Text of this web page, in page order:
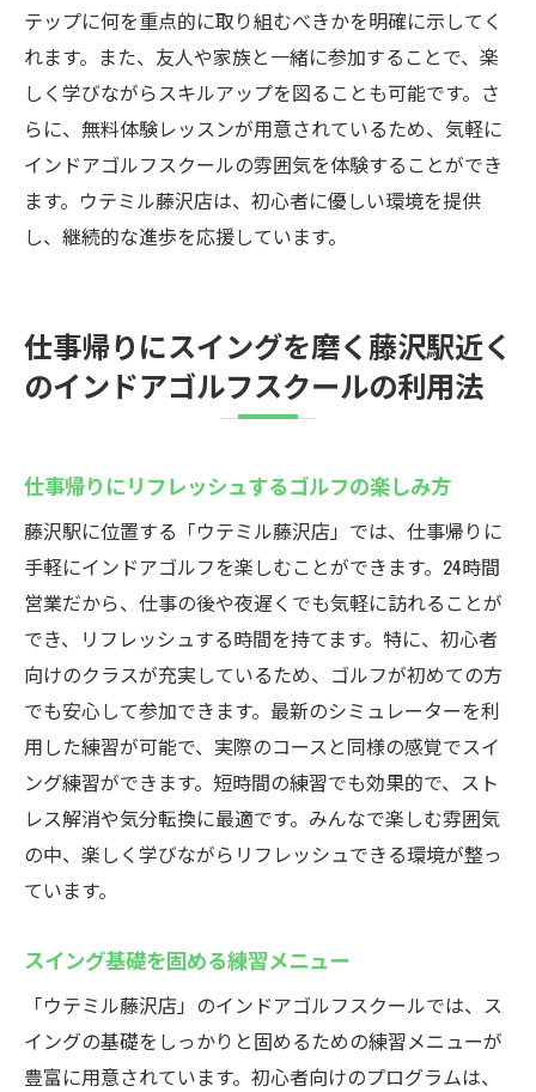
テップに何を重点的に取り組むべきかを明確に示してく
れます。また、友人や家族と一緒に参加することで、楽
しく学びながらスキルアップを図ることも可能です。さ
らに、無料体験レッスンが用意されているため、気軽に
インドアゴルフスクールの雰囲気を体験することができ
ます。ウテミル藤沢店は、初心者に優しい環境を提供
し、継続的な進歩を応援しています。
仕事帰りにスイングを磨く藤沢駅近く
のインドアゴルフスクールの利用法
仕事帰りにリフレッシュするゴルフの楽しみ方
藤沢駅に位置する「ウテミル藤沢店」では、仕事帰りに
手軽にインドアゴルフを楽しむことができます。24時間
営業だから、仕事の後や夜遅くでも気軽に訪れることが
でき、リフレッシュする時間を持てます。特に、初心者
向けのクラスが充実しているため、ゴルフが初めての方
でも安心して参加できます。最新のシミュレーターを利
用した練習が可能で、実際のコースと同様の感覚でスイ
ング練習ができます。短時間の練習でも効果的で、スト
レス解消や気分転換に最適です。みんなで楽しむ雰囲気
の中、楽しく学びながらリフレッシュできる環境が整っ
ています。
スイング基礎を固める練習メニュー
「ウテミル藤沢店」のインドアゴルフスクールでは、ス
イングの基礎をしっかりと固めるための練習メニューが
豊富に用意されています。初心者向けのプログラムは、